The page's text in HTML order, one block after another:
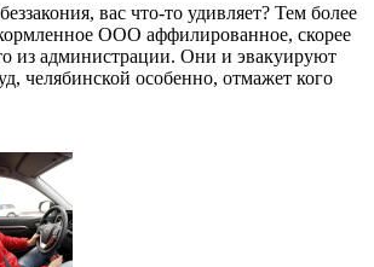
вас что-то удивляет? Тем более
ООО аффилированное, скорее
из администрации. Они и эвакуируют
челябинской особенно, отмажет кого